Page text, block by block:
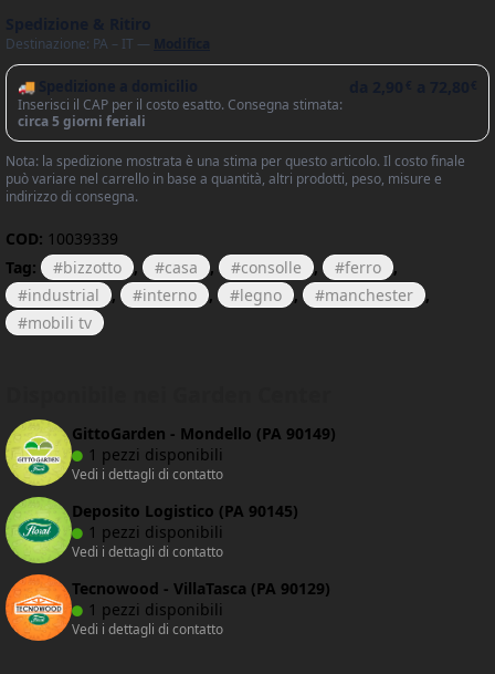
Destinazione: PA – IT —
🚚 Spedizione a domicilio
Inserisci il CAP per il costo esatto. Consegna stimata:
circa 5 giorni feriali
Nota: la spedizione mostrata è una stima per questo articolo. Il costo finale
può variare nel carrello in base a quantità, altri prodotti, peso, misure e
indirizzo di consegna.
COD: 10039339
Tag:
bizzotto , casa , consolle , ferro
,
industrial
, interno , legno , manchester
,
mobili tv
GittoGarden - Mondello (PA 90149)
1 pezzi disponibili
Vedi i dettagli di contatto
Deposito Logistico (PA 90145)
1 pezzi disponibili
Vedi i dettagli di contatto
Tecnowood - VillaTasca (PA 90129)
1 pezzi disponibili
Vedi i dettagli di contatto